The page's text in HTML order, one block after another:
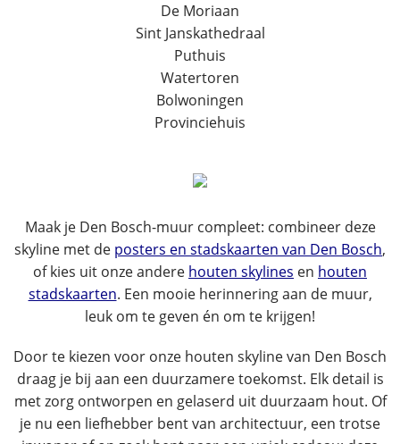
De Moriaan
Sint Janskathedraal
Puthuis
Watertoren
Bolwoningen
Provinciehuis
Maak je Den Bosch-muur compleet: combineer deze
skyline met de posters en stadskaarten van Den Bosch,
of kies uit onze andere houten skylines en houten
stadskaarten. Een mooie herinnering aan de muur,
leuk om te geven én om te krijgen!
Door te kiezen voor onze houten skyline van Den Bosch
draag je bij aan een duurzamere toekomst. Elk detail is
met zorg ontworpen en gelaserd uit duurzaam hout. Of
je nu een liefhebber bent van architectuur, een trotse